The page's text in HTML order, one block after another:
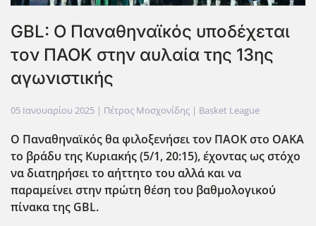
GBL: Ο Παναθηναϊκός υποδέχεται
τον ΠΑΟΚ στην αυλαία της 13ης
αγωνιστικής
05 Ιανουαρίου 2025 | Πέτρος Μοσχονίδης | Basket League
Ο Παναθηναϊκός θα φιλοξενήσει τον ΠΑΟΚ στο ΟΑΚΑ
το βράδυ της Κυριακής (5/1, 20:15), έχοντας ως στόχο
να διατηρήσει το αήττητο του αλλά και να
παραμείνει στην πρώτη θέση του βαθμολογικού
πίνακα της GBL.